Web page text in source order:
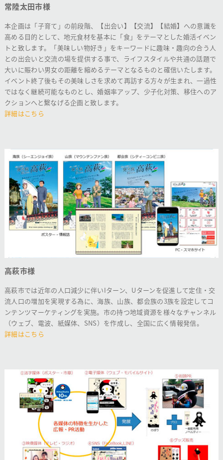
常陸太田市様
本企画は「子育て」の前段階、【出会い】【交流】【結婚】への意識を
高める目的として、地元食材を基本に「食」をテーマとした婚活イベン
トと致します。「美味しい物好き」をキーワードに趣味・趣向の合う人
との出会いと交流の場を提供する事で、ライフスタイルや共通の話題で
大いに賑わい男女の距離を縮めるテーマとなるものと確信いたします。
イベント終了後もその美味しさを求めて再訪する方々が生まれ、一過性
ではなく継続可能なものとし、婚姻率アップ、少子化対策、移住へのア
クションへと繋なげる企画と致します。
詳細はこちら
高萩市様
高萩市では近年の人口減少に伴いIターン、Uターンを促進して定住・交
流人口の増加を実現する為に、海族、山族、都会族の3族を設定してコ
ンテンツマーケティングを実施。市の持つ地域資源を様々なチャンネル
（ウェブ、電波、紙媒体、SNS）を作成し、全国に広く情報発信。
詳細はこちら